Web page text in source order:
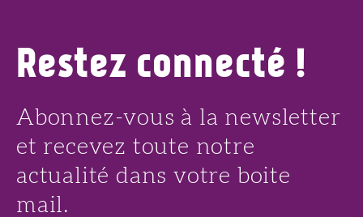
Restez connecté !
Abonnez-vous à la newsletter
et recevez toute notre
actualité dans votre boite
mail.